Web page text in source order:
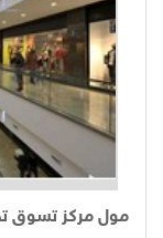
مول مركز تسوق